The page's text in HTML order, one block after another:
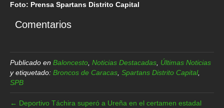
Foto: Prensa Spartans Distrito Capital
Comentarios
Publicado en Baloncesto, Noticias Destacadas, Últimas Noticias
y etiquetado: Broncos de Caracas, Spartans Distrito Capital,
SPB
← Deportivo Táchira superó a Ureña en el certamen estadal